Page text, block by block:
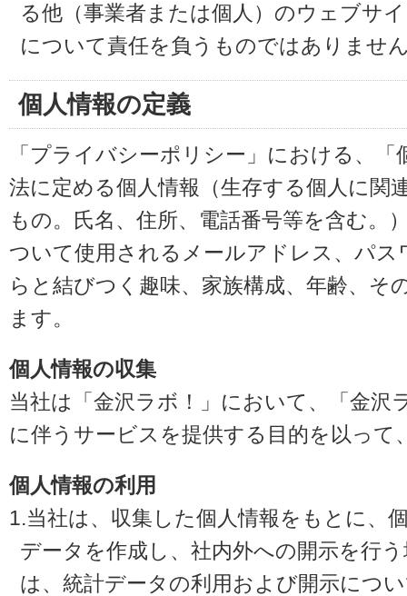
る他（事業者または個人）のウェブサ
について責任を負うものではありませ
個人情報の定義
「プライバシーポリシー」における、
法に定める個人情報（生存する個人に関
もの。氏名、住所、電話番号等を含む。
ついて使用されるメールアドレス、パ
らと結びつく趣味、家族構成、年齢、そ
ます。
個人情報の収集
当社は「金沢ラボ！」において、「金沢
に伴うサービスを提供する目的を以って
個人情報の利用
1.当社は、収集した個人情報をもとに、
データを作成し、社内外への開示を行
は、統計データの利用および開示につ